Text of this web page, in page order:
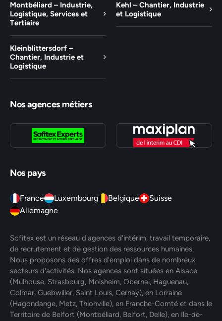
Montbéliard – Industrie,
Logistique, Services et
Tertiaire
Kehl – Chantier, Industrie
et Logistique
Kleinblittersdorf –
Chantier, Industrie et
Logistique
Nos agences métiers
Nos pays
France Luxembourg Belgique
Suisse
Allemagne
Sofitex est un réseau d'agences d'intérim, travail temporaire,
de recrutement et de gestion des ressources humaines.
Nous proposons des offres d'emploi dans de nombreux
secteurs d'activités. Nos agences sont situées en Alsace
(Mulhouse, Strasbourg, Molsheim, Obernai, Haguenau,
Colmar, Guebwiller, Saint Louis, Cernay), en Lorraine
(Hagondange, Metz, Thionville), en Franche-Comté et dans le
Territoire de Belfort (Montbéliard, Belfort, Delle), en Ile-de-